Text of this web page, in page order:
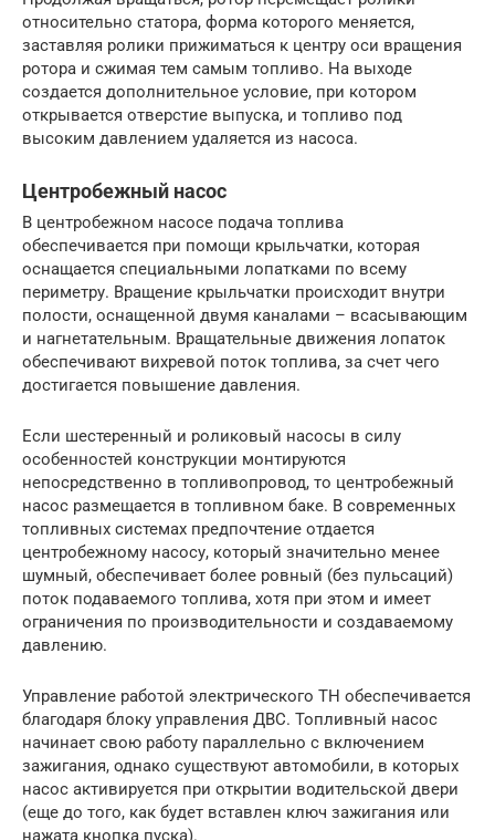
относительно статора, форма которого меняется,
заставляя ролики прижиматься к центру оси вращения
ротора и сжимая тем самым топливо. На выходе
создается дополнительное условие, при котором
открывается отверстие выпуска, и топливо под
высоким давлением удаляется из насоса.
Центробежный насос
В центробежном насосе подача топлива
обеспечивается при помощи крыльчатки, которая
оснащается специальными лопатками по всему
периметру. Вращение крыльчатки происходит внутри
полости, оснащенной двумя каналами – всасывающим
и нагнетательным. Вращательные движения лопаток
обеспечивают вихревой поток топлива, за счет чего
достигается повышение давления.
Если шестеренный и роликовый насосы в силу
особенностей конструкции монтируются
непосредственно в топливопровод, то центробежный
насос размещается в топливном баке. В современных
топливных системах предпочтение отдается
центробежному насосу, который значительно менее
шумный, обеспечивает более ровный (без пульсаций)
поток подаваемого топлива, хотя при этом и имеет
ограничения по производительности и создаваемому
давлению.
Управление работой электрического ТН обеспечивается
благодаря блоку управления ДВС. Топливный насос
начинает свою работу параллельно с включением
зажигания, однако существуют автомобили, в которых
насос активируется при открытии водительской двери
(еще до того, как будет вставлен ключ зажигания или
нажата кнопка пуска).